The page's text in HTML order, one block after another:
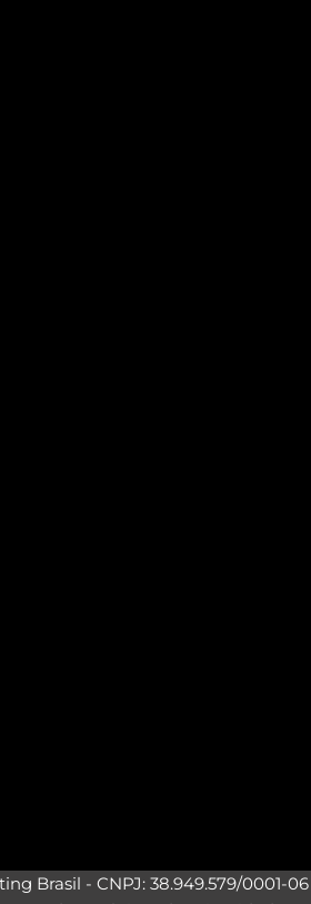
Brasil - CNPJ: 38.949.579/0001-06